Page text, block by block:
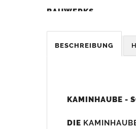
BAUWERKS.
Was sollten Sie beim Kauf
BESCHREIBUNG
KAMINHAUBE -
DIE